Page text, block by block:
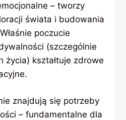
– tworzy
świata i budowania
poczucie
(szczególnie
życia) kształtuje zdrowe
znajdują się potrzeby
– fundamentalne dla